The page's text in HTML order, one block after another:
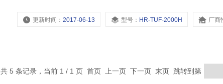
更新时间：2017-06-13 型号： HR-TUF-2000H 厂商
共 5 条记录，当前 1 / 1 页 首页 上一页 下一页 末页 跳转到第